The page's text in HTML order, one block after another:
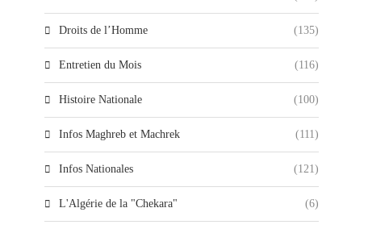
Droits de l’Homme (135)
Entretien du Mois (116)
Histoire Nationale (100)
Infos Maghreb et Machrek (111)
Infos Nationales (121)
L'Algérie de la "Chekara" (6)